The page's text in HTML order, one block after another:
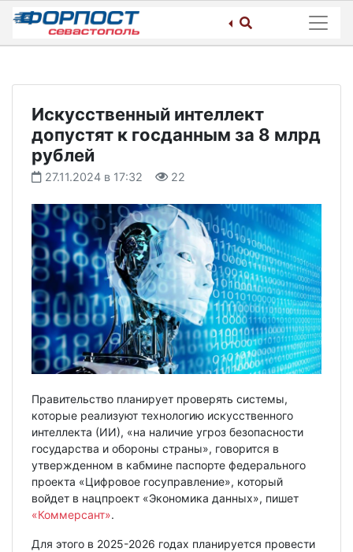
Skip
content
Искусственный интеллект
допустят к госданным за 8 млрд
рублей
27.11.2024 в 17:32 22
Правительство планирует проверять системы,
которые реализуют технологию искусственного
интеллекта (ИИ), «на наличие угроз безопасности
государства и обороны страны», говорится в
утвержденном в кабмине паспорте федерального
проекта «Цифровое госуправление», который
войдет в нацпроект «Экономика данных», пишет
«Коммерсант».
Для этого в 2025-2026 годах планируется провести